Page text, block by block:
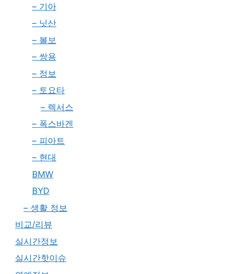
– 기아
– 닛산
– 볼보
– 쌍용
– 정보
– 토요타
– 렉서스
– 폭스바겐
– 피아트
– 현대
BMW
BYD
– 생활 정보
비교/리뷰
실시간정보
실시간핫이슈